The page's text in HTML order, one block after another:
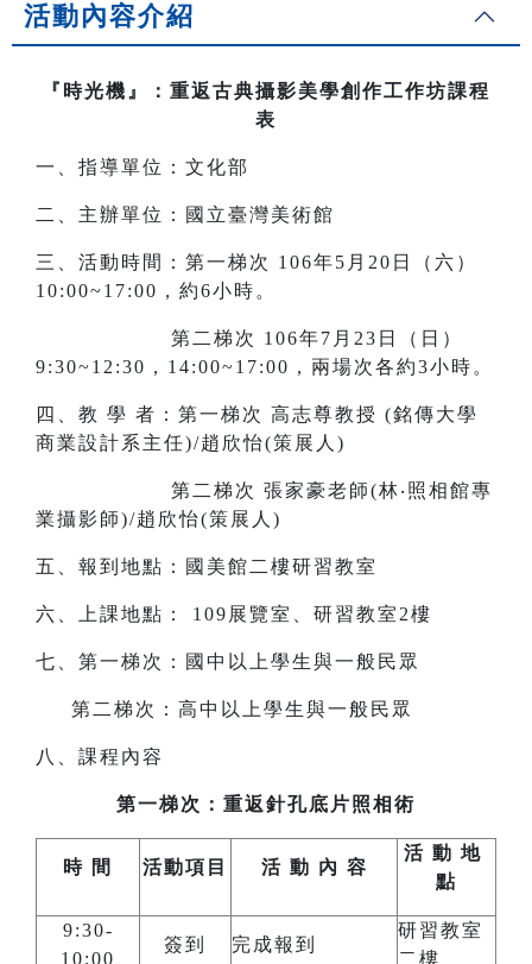
活動內容介紹
『時光機』：重返古典攝影美學創作工作坊課程
表
一、指導單位：文化部
二、主辦單位：國立臺灣美術館
三、活動時間：第一梯次 106年5月20日（六）
10:00~17:00，約6小時。
第二梯次 106年7月23日（日）
9:30~12:30，14:00~17:00，兩場次各約3小時。
四、教 學 者：第一梯次 高志尊教授 (銘傳大學
商業設計系主任)/趙欣怡(策展人)
第二梯次 張家豪老師(林‧照相館專
業攝影師)/趙欣怡(策展人)
五、報到地點：國美館二樓研習教室
六、上課地點： 109展覽室、研習教室2樓
七、第一梯次：國中以上學生與一般民眾
第二梯次：高中以上學生與一般民眾
八、課程內容
第一梯次：重返針孔底片照相術
時 間 活動項目 活 動 內 容
活 動 地
點
9:30-
10:00
簽到 完成報到
研習教室
二樓